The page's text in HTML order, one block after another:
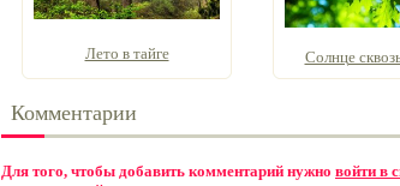
Лето в тайге Солнце
Комментарии
Для того, чтобы добавить комментарий нужно войти в